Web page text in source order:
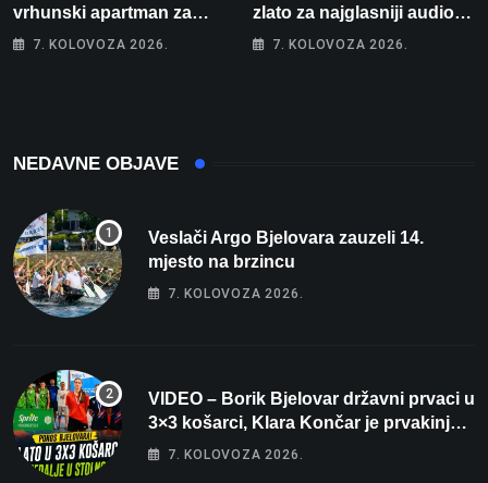
vrhunski apartman za
odmor: Pogled na more, tri
7. KOLOVOZA 2026.
zlato za najglasniji audio
sustav i srušio osobni
7. KOLOVOZA 2026.
NEDAVNE OBJAVE
Veslači Argo Bjelovara zauzeli 14.
mjesto na brzincu
7. KOLOVOZA 2026.
VIDEO – Borik Bjelovar državni prvaci u
3×3 košarci, Klara Končar je prvakinja
Hrvatske u stolnom tenisu!
7. KOLOVOZA 2026.